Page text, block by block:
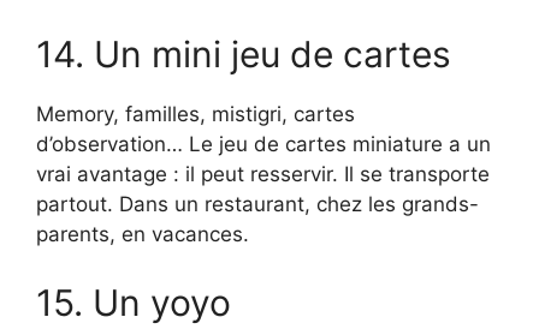
14. Un mini jeu de cartes
Memory, familles, mistigri, cartes
d’observation… Le jeu de cartes miniature a un
vrai avantage : il peut resservir. Il se transporte
partout. Dans un restaurant, chez les grands-
parents, en vacances.
15. Un yoyo